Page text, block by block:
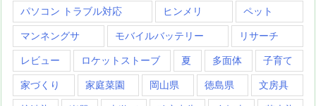
パソコン トラブル対応 ヒンメリ ペット
マンネングサ モバイルバッテリー リサーチ
レビュー ロケットストーブ 夏 多面体 子育て
家づくり 家庭菜園 岡山県 徳島県 文房具